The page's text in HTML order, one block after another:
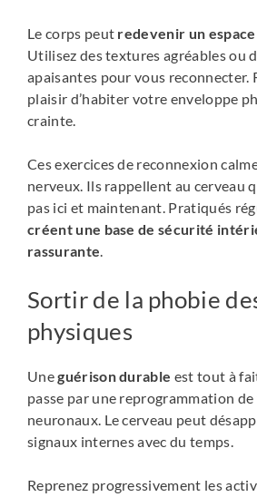
Le corps peut redevenir un
Utilisez des textures agréables ou
apaisantes pour vous reconnecter.
plaisir d’habiter votre enveloppe
crainte.
Ces exercices de reconnexion
nerveux. Ils rappellent au cerveau
pas ici et maintenant. Pratiqués
créent une base de sécurité
rassurante.
Sortir de la phobie
physiques
Uneguérison durable est tout à
passe par une reprogrammation
neuronaux. Le cerveau peut
signaux internes avec du temps.
Reprenez progressivement les